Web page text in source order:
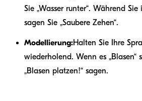
Sie „Wasser runter“. Während
sagen Sie „Saubere Zehen“.
Modellierung:Halten Sie Ihre
wiederholend. Wenn es „Blasen“
„Blasen platzen!“ sagen.